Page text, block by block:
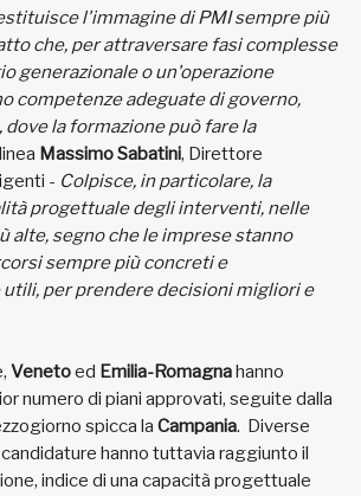
l'immagine di PMI sempre più
che, per attraversare fasi complesse
generazionale o un'operazione
competenze adeguate di governo,
la formazione può fare la
Massimo Sabatini, Direttore
- Colpisce, in particolare, la
progettuale degli interventi, nelle
alte, segno che le imprese stanno
sempre più concreti e
per prendere decisioni migliori e
Venetoed Emilia-Romagna hanno
numero di piani approvati, seguite dalla
spicca la Campania. Diverse
hanno tuttavia raggiunto il
indice di una capacità progettuale